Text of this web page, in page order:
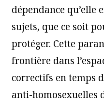
dépendance qu’elle
sujets, que ce soit
protéger. Cette
frontière dans
correctifs en temps
anti-homosexuelles